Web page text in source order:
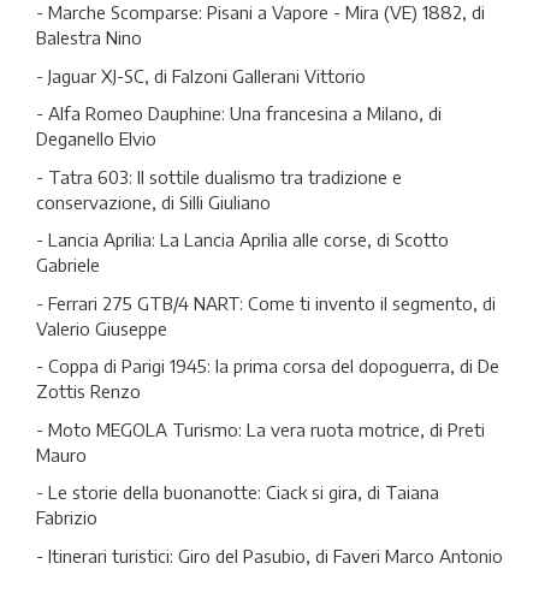
- Marche Scomparse: Pisani a Vapore - Mira (VE) 1882, di
Balestra Nino
- Jaguar XJ-SC, di Falzoni Gallerani Vittorio
- Alfa Romeo Dauphine: Una francesina a Milano, di
Deganello Elvio
- Tatra 603: Il sottile dualismo tra tradizione e
conservazione, di Silli Giuliano
- Lancia Aprilia: La Lancia Aprilia alle corse, di Scotto
Gabriele
- Ferrari 275 GTB/4 NART: Come ti invento il segmento, di
Valerio Giuseppe
- Coppa di Parigi 1945: la prima corsa del dopoguerra, di De
Zottis Renzo
- Moto MEGOLA Turismo: La vera ruota motrice, di Preti
Mauro
- Le storie della buonanotte: Ciack si gira, di Taiana
Fabrizio
- Itinerari turistici: Giro del Pasubio, di Faveri Marco Antonio